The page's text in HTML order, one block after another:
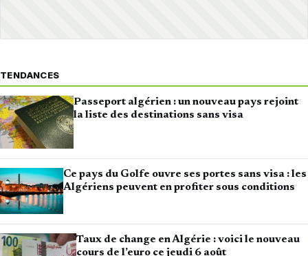
TENDANCES
Passeport algérien : un nouveau pays rejoint
la liste des destinations sans visa
Ce pays du Golfe ouvre ses portes sans visa : les
Algériens peuvent en profiter sous conditions
Taux de change en Algérie : voici le nouveau
cours de l’euro ce jeudi 6 août